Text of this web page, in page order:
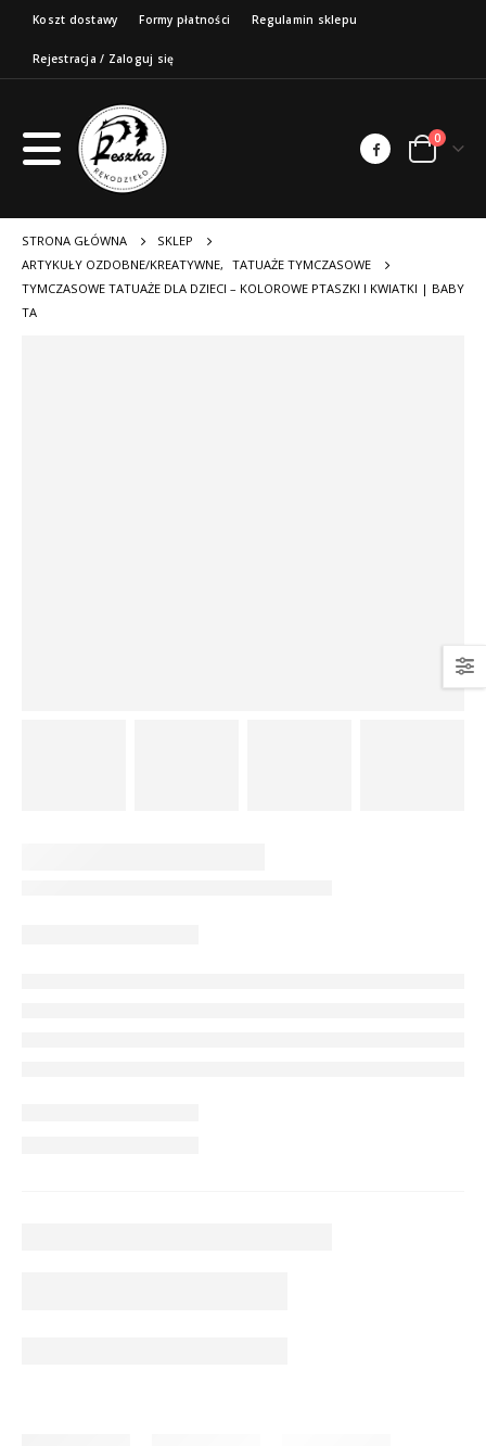
Koszt dostawy Formy płatności Regulamin sklepu
Rejestracja / Zaloguj się
0
STRONA GŁÓWNA
SKLEP
ARTYKUŁY OZDOBNE/KREATYWNE, TATUAŻE TYMCZASOWE
TYMCZASOWE TATUAŻE DLA DZIECI – KOLOROWE PTASZKI I KWIATKI | BABY
TA